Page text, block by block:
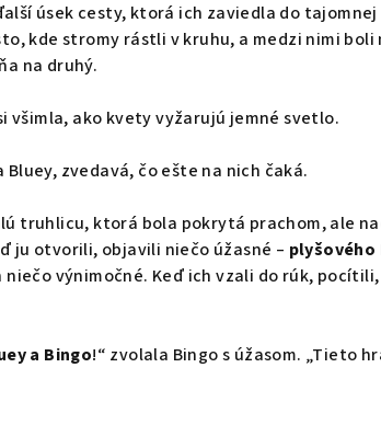
úsek cesty, ktorá ich zaviedla do
kde stromy rástli v kruhu, a medzi nimi boli
na druhý.
všimla, ako kvety vyžarujú jemné svetlo.
zvedavá, čo ešte na nich čaká.
truhlicu, ktorá bola pokrytá prachom, ale
ju otvorili, objavili niečo úžasné – plyšového
výnimočné. Keď ich vzali do rúk,
a Bingo!“ zvolala Bingo s úžasom. „Tieto